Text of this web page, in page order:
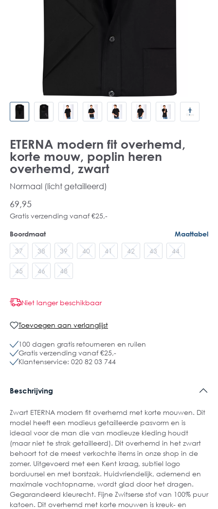
ETERNA modern fit overhemd,
korte mouw, poplin heren
overhemd, zwart
Normaal (licht getailleerd)
69,95
Gratis verzending vanaf €25,-
Boordmaat Maattabel
37 38 39 40 41 42 43 44
45 46 48
Niet langer beschikbaar
Toevoegen aan verlanglijst
100 dagen gratis retourneren en ruilen
Gratis verzending vanaf €25,-
Klantenservice: 020 82 03 744
Beschrijving
Zwart ETERNA modern fit overhemd met korte mouwen. Dit
model heeft een modieus getailleerde pasvorm en is
ideaal voor de man die van modieuze kleding houdt
(maar niet te strak getailleerd). Dit overhemd in het zwart
behoort tot de meest verkochte items in onze shop in de
zomer. Uitgevoerd met een Kent kraag, subtiel logo
borduursel en met borstzak. Huidvriendelijk, ademend en
maximale vochtopname, wordt glad door het dragen.
Gegarandeerd kleurecht. Fijne Zwitserse stof van 100% puur
katoen. Dit overhemd met korte mouwen is kreuk- en